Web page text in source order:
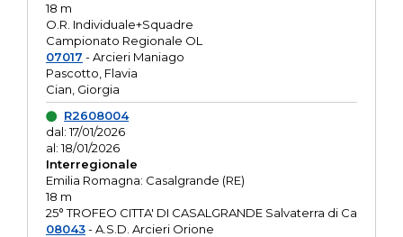
18 m
O.R. Individuale+Squadre
Campionato Regionale OL
07017 - Arcieri Maniago
Pascotto, Flavia
Cian, Giorgia
R2608004
dal: 17/01/2026
al: 18/01/2026
Interregionale
Emilia Romagna: Casalgrande (RE)
18 m
25° TROFEO CITTA' DI CASALGRANDE Salvaterra di Ca
08043- A.S.D. Arcieri Orione